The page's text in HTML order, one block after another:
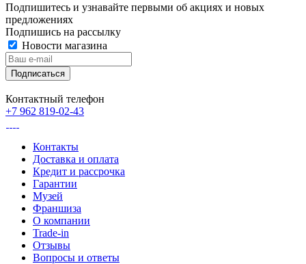
Подпишитесь и узнавайте первыми об акциях и новых
предложениях
Подпишись на рассылку
Новости магазина
Контактный телефон
+7 962 819-02-43
Контакты
Доставка и оплата
Кредит и рассрочка
Гарантии
Музей
Франшиза
О компании
Trade-in
Отзывы
Вопросы и ответы